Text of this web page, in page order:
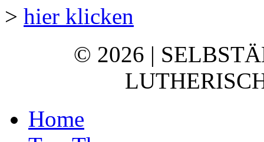
> hier klicken
© 2026 |
Home